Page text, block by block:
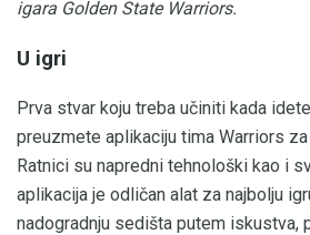
igara Golden State Warriors.
U igri
Prva stvar koju treba učiniti kada
preuzmete aplikaciju tima Warriors
Ratnici su napredni tehnološki kao i
aplikacija je odličan alat za najbolju
nadogradnju sedišta putem iskustva,